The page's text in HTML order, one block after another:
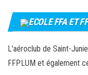
ECOLE FFA ET
L'aéroclub de Saint-
FFPLUM et également